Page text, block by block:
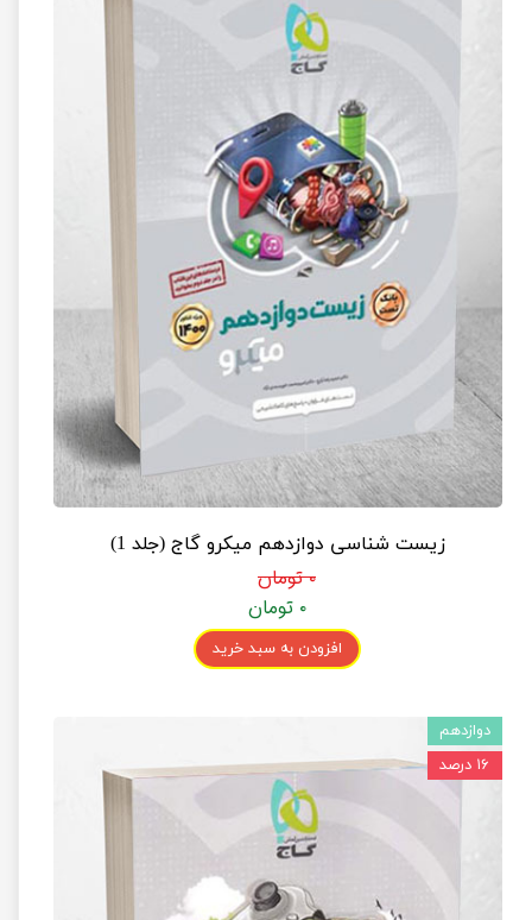
زیست شناسی دوازدهم میکرو گاج (جلد 1)
۰ تومان
۰ تومان
افزودن به سبد خرید
دوازدهم
۱۶ درصد